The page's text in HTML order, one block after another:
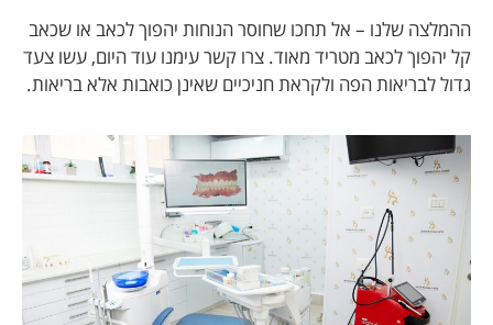
ההמלצה שלנו – אל תחכו שחוסר הנוחות יהפוך לכאב או שכאב
קל יהפוך לכאב מטריד מאוד. צרו קשר עימנו עוד היום, עשו צעד
גדול לבריאות הפה ולקראת חניכיים שאינן כואבות אלא בריאות.